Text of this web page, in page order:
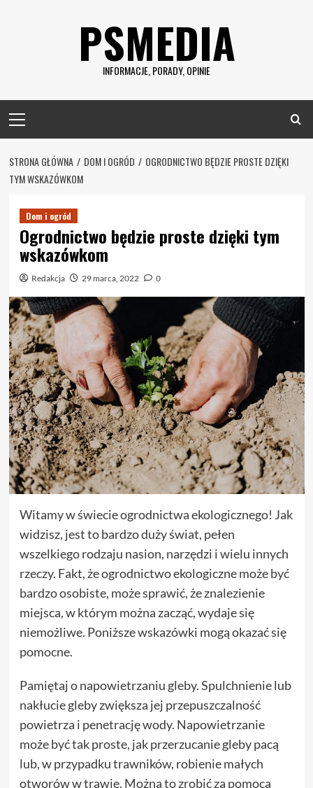
PSMEDIA
INFORMACJE, PORADY, OPINIE
Menu
STRONA GŁÓWNA DOM I OGRÓD
OGRODNICTWO BĘDZIE PROSTE DZIĘKI
TYM WSKAZÓWKOM
Dom i ogród
Ogrodnictwo będzie proste dzięki tym
wskazówkom
Redakcja 29 marca, 2022 0
Witamy w świecie ogrodnictwa ekologicznego! Jak
widzisz, jest to bardzo duży świat, pełen
wszelkiego rodzaju nasion, narzędzi i wielu innych
rzeczy. Fakt, że ogrodnictwo ekologiczne może być
bardzo osobiste, może sprawić, że znalezienie
miejsca, w którym można zacząć, wydaje się
niemożliwe. Poniższe wskazówki mogą okazać się
pomocne.
Pamiętaj o napowietrzaniu gleby. Spulchnienie lub
nakłucie gleby zwiększa jej przepuszczalność
powietrza i penetrację wody. Napowietrzanie
może być tak proste, jak przerzucanie gleby pacą
lub, w przypadku trawników, robienie małych
otworów w trawie. Można to zrobić za pomocą